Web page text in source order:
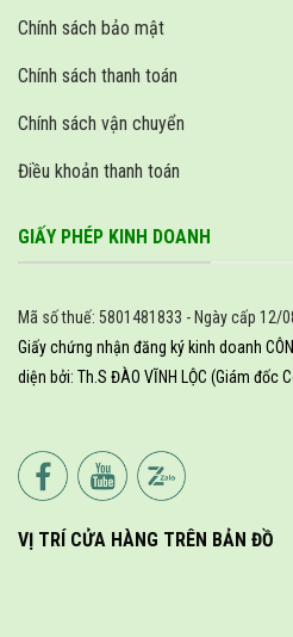
Chính sách bảo mật
Chính sách thanh toán
Chính sách vận chuyển
Điều khoản thanh toán
GIẤY PHÉP KINH DOANH
Mã số thuế: 5801481833 - Ngày cấp 12/
Giấy chứng nhận đăng ký kinh doanh
diện bởi: Th.S ĐÀO VĨNH LỘC (Giám đốc
VỊ TRÍ CỬA HÀNG TRÊN BẢN ĐỒ